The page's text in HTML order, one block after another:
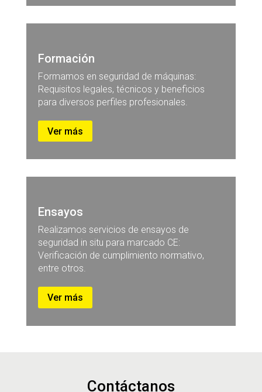
Formación
Formamos en seguridad de máquinas:
Requisitos legales, técnicos y beneficios
para diversos perfiles profesionales.
Ver más
Ensayos
Realizamos servicios de ensayos de
seguridad in situ para marcado CE:
Verificación de cumplimiento normativo,
entre otros.
Ver más
Contáctanos